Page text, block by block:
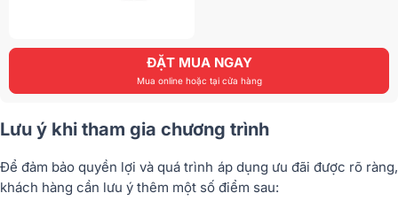
ĐẶT MUA NGAY
Mua online hoặc tại cửa hàng
Lưu ý khi tham gia chương trình
Để đảm bảo quyền lợi và quá trình áp dụng ưu đãi được rõ ràng,
khách hàng cần lưu ý thêm một số điểm sau: